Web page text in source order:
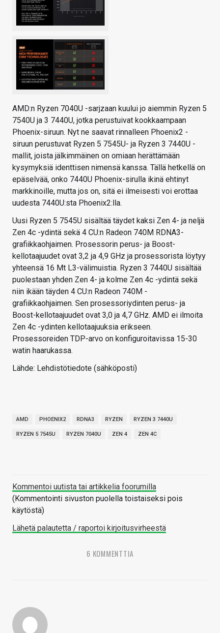
AMD:n Ryzen 7040U -sarjzaan kuului jo aiemmin Ryzen 5
7540U ja 3 7440U, jotka perustuivat kookkaampaan
Phoenix-siruun. Nyt ne saavat rinnalleen Phoenix2 -
siruun perustuvat Ryzen 5 7545U- ja Ryzen 3 7440U -
mallit, joista jälkimmäinen on omiaan herättämään
kysymyksiä identtisen nimensä kanssa. Tällä hetkellä on
epäselvää, onko 7440U Phoenix-sirulla ikinä ehtinyt
markkinoille, mutta jos on, sitä ei ilmeisesti voi erottaa
uudesta 7440U:sta Phoenix2:lla.
Uusi Ryzen 5 7545U sisältää täydet kaksi Zen 4- ja neljä
Zen 4c -ydintä sekä 4 CU:n Radeon 740M RDNA3-
grafiikkaohjaimen. Prosessorin perus- ja Boost-
kellotaajuudet ovat 3,2 ja 4,9 GHz ja prosessorista löytyy
yhteensä 16 Mt L3-välimuistia. Ryzen 3 7440U sisältää
puolestaan yhden Zen 4- ja kolme Zen 4c -ydintä sekä
niin ikään täyden 4 CU:n Radeon 740M -
grafiikkaohjaimen. Sen prosessoriydinten perus- ja
Boost-kellotaajuudet ovat 3,0 ja 4,7 GHz. AMD ei ilmoita
Zen 4c -ydinten kellotaajuuksia erikseen.
Prosessoreiden TDP-arvo on konfiguroitavissa 15-30
watin haarukassa.
Lähde: Lehdistötiedote (sähköposti)
AMD PHOENIX2 RDNA3 RYZEN RYZEN 3 7440U
RYZEN 5 7545U RYZEN 7040U ZEN 4 ZEN 4C
Kommentoi uutista tai artikkelia foorumilla
(Kommentointi sivuston puolella toistaiseksi pois
käytöstä)
Lähetä palautetta / raportoi kirjoitusvirheestä
6 KOMMENTTIA